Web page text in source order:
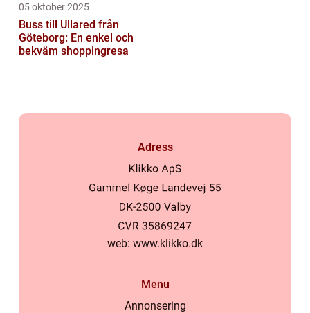
05 oktober 2025
Buss till Ullared från
Göteborg: En enkel och
bekväm shoppingresa
Adress
web: www.klikko.dk
Menu
Annonsering